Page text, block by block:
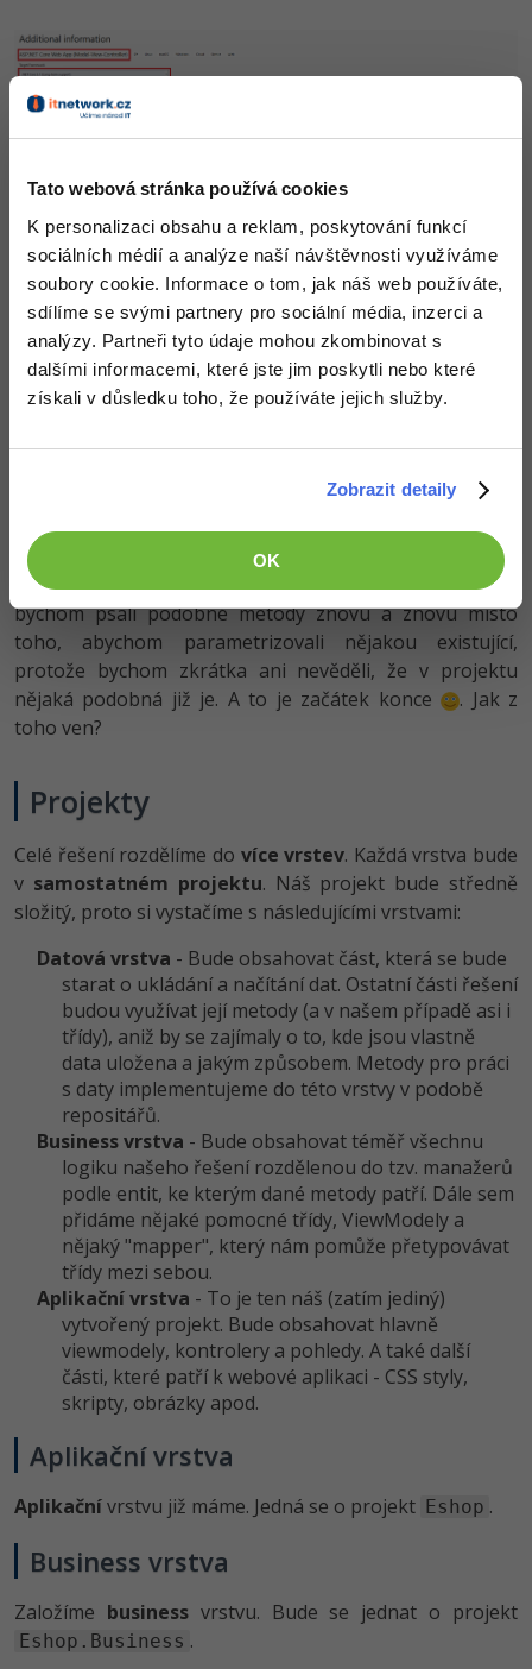
Tato webová stránka používá cookies
K personalizaci obsahu a reklam, poskytování funkcí
sociálních médií a analýze naší návštěvnosti využíváme
soubory cookie. Informace o tom, jak náš web používáte,
sdílíme se svými partnery pro sociální média, inzerci a
analýzy. Partneři tyto údaje mohou zkombinovat s
dalšími informacemi, které jste jim poskytli nebo které
získali v důsledku toho, že používáte jejich služby.
Zobrazit detaily
OK
Struktura řešení
Reálné komerční projekty mají spoustu tříd a určitě
modely, kontrolery a pohledy
Mít v jedné složce desítky souborů je minimálně
nepřehledné. Kód by se špatně spravoval a z vlastní
zkušenosti mohu říci, že bychom se dostali do bodu, kdy
bychom psali podobné metody znovu a znovu místo
toho, abychom parametrizovali nějakou existující,
protože bychom zkrátka ani nevěděli, že v projektu
nějaká podobná již je. A to je začátek konce
. Jak z
toho ven?
Projekty
Celé řešení rozdělíme do více vrstev. Každá vrstva bude
v samostatném projektu. Náš projekt bude středně
složitý, proto si vystačíme s následujícími vrstvami:
Datová vrstva - Bude obsahovat část, která se bude
starat o ukládání a načítání dat. Ostatní části řešení
budou využívat její metody (a v našem případě asi i
třídy), aniž by se zajímaly o to, kde jsou vlastně
data uložena a jakým způsobem. Metody pro práci
s daty implementujeme do této vrstvy v podobě
repositářů.
Business vrstva - Bude obsahovat téměř všechnu
logiku našeho řešení rozdělenou do tzv. manažerů
podle entit, ke kterým dané metody patří. Dále sem
přidáme nějaké pomocné třídy, ViewModely a
nějaký "mapper", který nám pomůže přetypovávat
třídy mezi sebou.
Aplikační vrstva - To je ten náš (zatím jediný)
vytvořený projekt. Bude obsahovat hlavně
viewmodely, kontrolery a pohledy. A také další
části, které patří k webové aplikaci - CSS styly,
skripty, obrázky apod.
Aplikační vrstva
Aplikačnívrstvu již máme. Jedná se o projekt Eshop .
Business vrstva
Založíme businessvrstvu. Bude se jednat o projekt
Eshop.Business .